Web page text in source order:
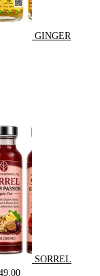
GINGER
SORREL
Current